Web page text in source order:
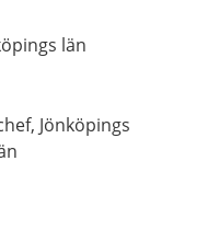
län
Jönköpings